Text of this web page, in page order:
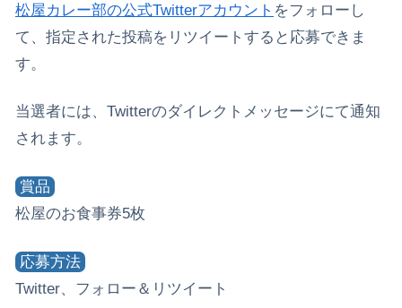
松屋カレー部の公式Twitterアカウント をフォローし
て、指定された投稿をリツイートすると応募できま
す。
当選者には、Twitterのダイレクトメッセージにて通知
されます。
賞品
松屋のお食事券5枚
応募方法
Twitter、フォロー＆リツイート